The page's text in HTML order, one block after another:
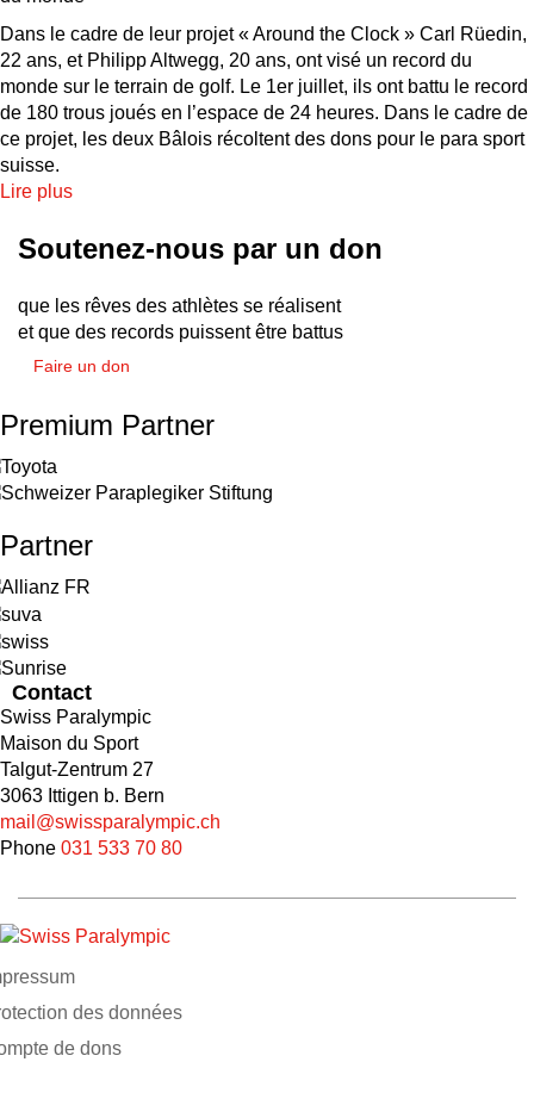
Dans le cadre de leur projet « Around the Clock » Carl Rüedin,
22 ans, et Philipp Altwegg, 20 ans, ont visé un record du
monde sur le terrain de golf. Le 1er juillet, ils ont battu le record
de 180 trous joués en l’espace de 24 heures. Dans le cadre de
ce projet, les deux Bâlois récoltent des dons pour le para sport
suisse.
Lire plus
Soutenez-nous par un don
que les rêves des athlètes se réalisent
et que des records puissent être battus
Faire un don
Premium Partner
Partner
Contact
Swiss Paralympic
Maison du Sport
Talgut-Zentrum 27
3063 Ittigen b. Bern
mail@swissparalympic.ch
Phone 031 533 70 80
des données
de dons